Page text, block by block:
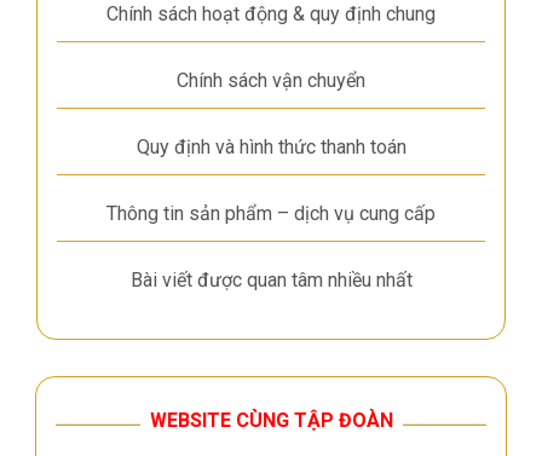
Chính sách hoạt động & quy định chung
Chính sách vận chuyển
Quy định và hình thức thanh toán
Thông tin sản phẩm – dịch vụ cung cấp
Bài viết được quan tâm nhiều nhất
WEBSITE CÙNG TẬP ĐOÀN